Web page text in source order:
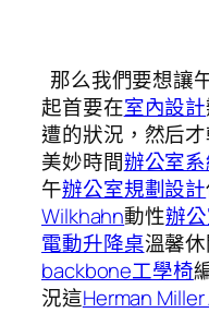
那么我們要想讓
起首要在室內設計
遭的狀況，然后
美妙時間辦公室
午辦公室規劃設計
Wilkhahn動性辦
電動升降桌溫馨
backbone工學椅
況這Herman